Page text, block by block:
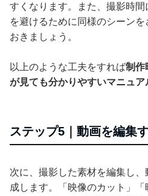
すくなります。また、撮影時
を避けるために同様のシーン
おきましょう。
以上のような工夫をすれば制作
が見ても分かりやすいマニュア
ステップ5｜動画を編集
次に、撮影した素材を編集し
成します。「映像のカット」